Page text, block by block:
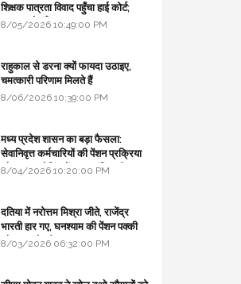
शिक्षक पात्रता विवाद पहुँचा हाई कोर्ट;
सरकार से माँगा जवाब
8/05/2026 10:49:00 PM
राहुकाल से डरना क्यों फायदा उठाइए,
चमत्कारी परिणाम मिलते हैं
8/06/2026 10:39:00 PM
मध्य प्रदेश शासन का बड़ा फैसला:
सेवानिवृत्त कर्मचारियों की पेंशन प्रक्रिया
और बजट कोडिंग में हुए क्रांतिकारी
8/04/2026 10:20:00 PM
दतिया में नरोत्तम मिश्रा जीते, राजेंद्र
भारती हार गए, घनश्याम की पेंशन पक्की
और आशुतोष बैक टू...
8/03/2026 06:32:00 PM